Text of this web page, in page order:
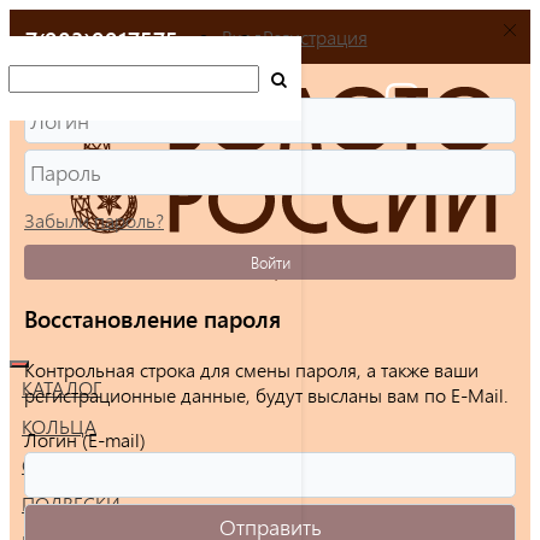
+7(903)9917575
КАТАЛОГ
КОЛЬЦА
СЕРЬГИ
ПОДВЕСКИ
ВходРегистрация
Забыли пароль?
Войти
Восстановление пароля
Контрольная строка для смены пароля, а также ваши
регистрационные данные, будут высланы вам по E-Mail.
Логин (E-mail)